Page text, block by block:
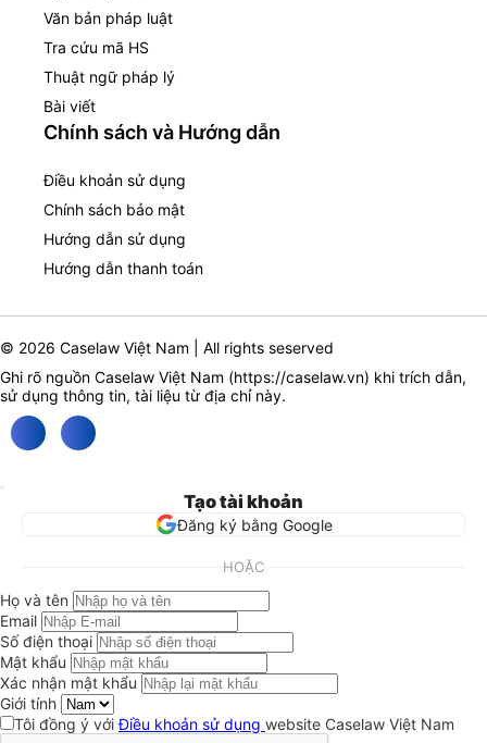
Văn bản pháp luật
Tra cứu mã HS
Thuật ngữ pháp lý
Bài viết
Chính sách và Hướng dẫn
Điều khoản sử dụng
Chính sách bảo mật
Hướng dẫn sử dụng
Hướng dẫn thanh toán
© 2026 Caselaw Việt Nam | All rights seserved
Ghi rõ nguồn Caselaw Việt Nam (https://caselaw.vn) khi trích dẫn,
sử dụng thông tin, tài liệu từ địa chỉ này.
Tạo tài khoản
Đăng ký bằng Google
HOẶC
Họ và tên
Email
Số điện thoại
Mật khẩu
Xác nhận mật khẩu
Giới tính
Tôi đồng ý vớiĐiều khoản sử dụng website Caselaw Việt Nam